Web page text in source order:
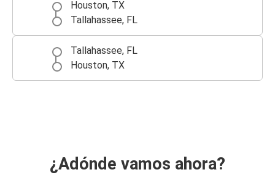
Houston, TX
Tallahassee, FL
Tallahassee, FL
Houston, TX
¿Adónde vamos ahora?